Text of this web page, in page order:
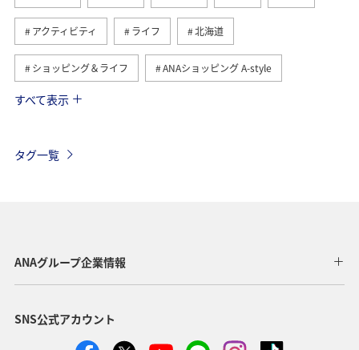
アクティビティ ライフ 北海道
ショッピング＆ライフ ANAショッピング A-style
ヨーロッパ
福岡県 北陸地方 ANA Mall アメリカ
東京都 東南アジア・南アジア
すべて表示
タグ一覧
ANAグループ企業情報
SNS公式アカウント